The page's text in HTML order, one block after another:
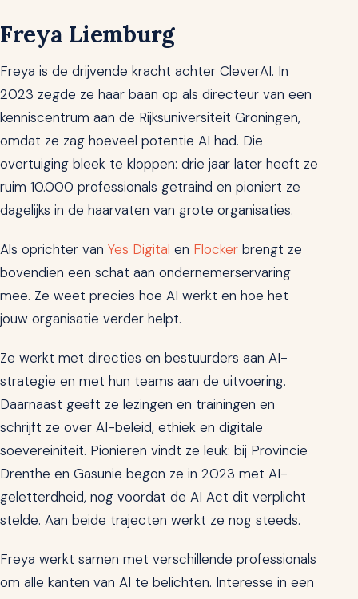
Freya Liemburg
Freya is de drijvende kracht achter CleverAI. In
2023 zegde ze haar baan op als directeur van een
kenniscentrum aan de Rijksuniversiteit Groningen,
omdat ze zag hoeveel potentie AI had. Die
overtuiging bleek te kloppen: drie jaar later heeft ze
ruim 10.000 professionals getraind en pioniert ze
dagelijks in de haarvaten van grote organisaties.
Als oprichter van Yes Digital en Flocker brengt ze
bovendien een schat aan ondernemerservaring
mee. Ze weet precies hoe AI werkt en hoe het
jouw organisatie verder helpt.
Ze werkt met directies en bestuurders aan AI-
strategie en met hun teams aan de uitvoering.
Daarnaast geeft ze lezingen en trainingen en
schrijft ze over AI-beleid, ethiek en digitale
soevereiniteit. Pionieren vindt ze leuk: bij Provincie
Drenthe en Gasunie begon ze in 2023 met AI-
geletterdheid, nog voordat de AI Act dit verplicht
stelde. Aan beide trajecten werkt ze nog steeds.
Freya werkt samen met verschillende professionals
om alle kanten van AI te belichten. Interesse in een